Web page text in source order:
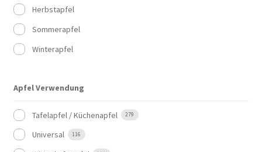
Herbstapfel
Sommerapfel
Winterapfel
Apfel Verwendung
Tafelapfel / Küchenapfel 279
Universal 116